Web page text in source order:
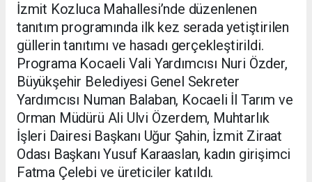
İzmit Kozluca Mahallesi’nde düzenlenen
tanıtım programında ilk kez serada yetiştirilen
güllerin tanıtımı ve hasadı gerçekleştirildi.
Programa Kocaeli Vali Yardımcısı Nuri Özder,
Büyükşehir Belediyesi Genel Sekreter
Yardımcısı Numan Balaban, Kocaeli İl Tarım ve
Orman Müdürü Ali Ulvi Özerdem, Muhtarlık
İşleri Dairesi Başkanı Uğur Şahin, İzmit Ziraat
Odası Başkanı Yusuf Karaaslan, kadın girişimci
Fatma Çelebi ve üreticiler katıldı.